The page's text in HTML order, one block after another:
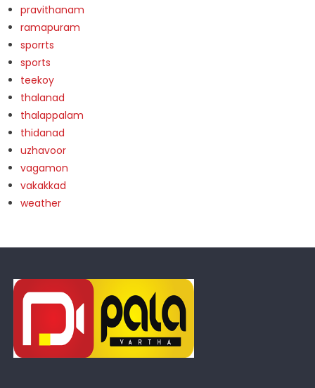
pravithanam
ramapuram
sporrts
sports
teekoy
thalanad
thalappalam
thidanad
uzhavoor
vagamon
vakakkad
weather